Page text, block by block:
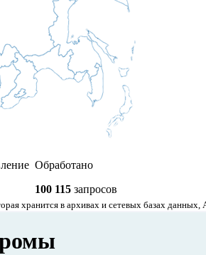
Обработано
100 115 запросов
хранится в архивах и сетевых базах данных,